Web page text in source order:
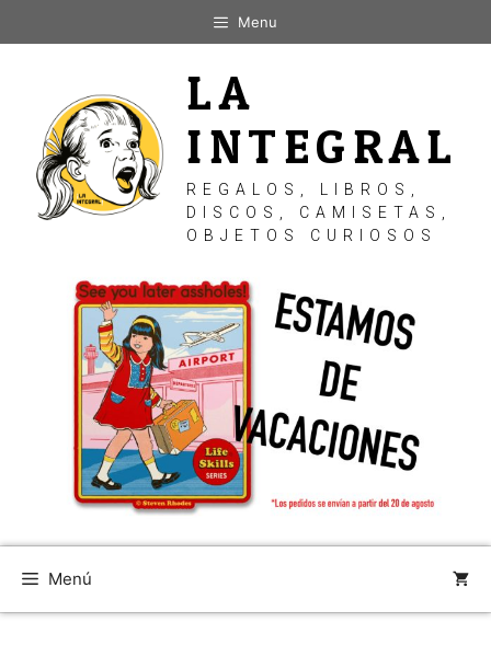
al
Menu
LA
INTEGRAL
REGALOS, LIBROS,
DISCOS, CAMISETAS,
OBJETOS CURIOSOS
Menú